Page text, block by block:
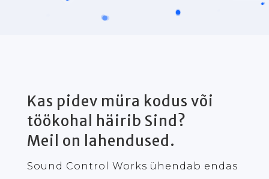
Kas pidev müra kodus või
töökohal häirib Sind?
Meil on lahendused.
Sound Control Works ühendab endas